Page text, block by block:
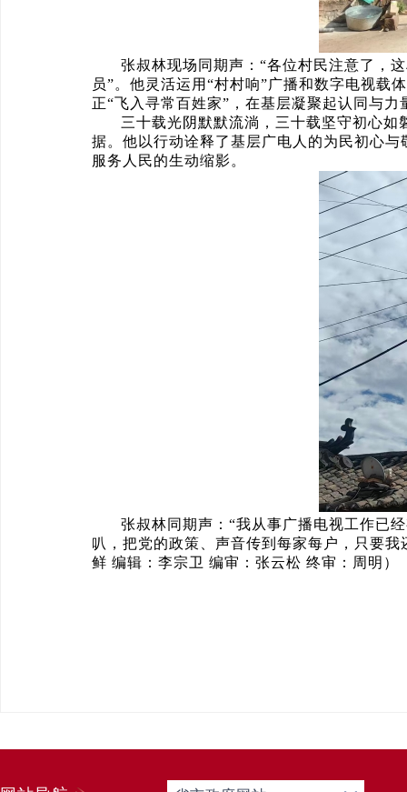
张叔林现场同期声：“各位村民注意了，
员”。他灵活运用“村村响”广播和数字电视载
正“飞入寻常百姓家”，在基层凝聚起认同与力
三十载光阴默默流淌，三十载坚守初心
据。他以行动诠释了基层广电人的为民初心
服务人民的生动缩影。
张叔林同期声：“我从事广播电视工作已
叭，把党的政策、声音传到每家每户，只要
鲜 编辑：李宗卫 编审：张云松 终审：周明）